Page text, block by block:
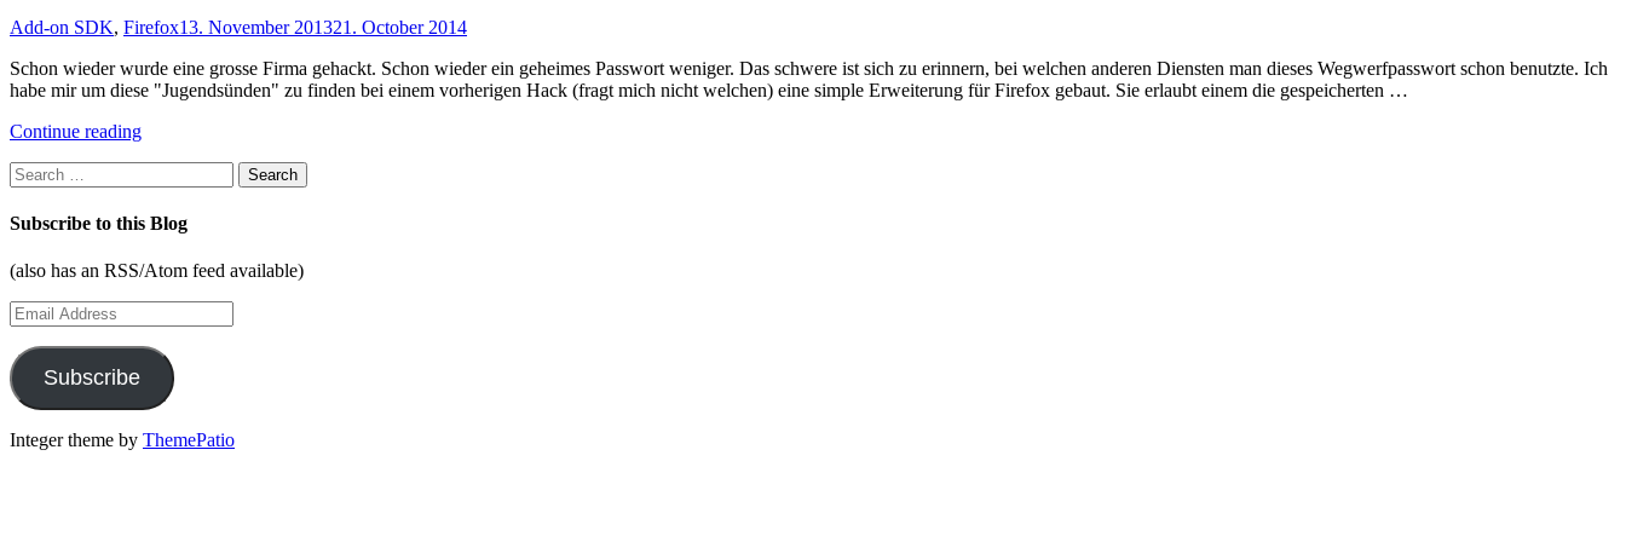
Add-on SDK, Firefox13. November 201321. October 2014
Schon wieder wurde eine grosse Firma gehackt. Schon wieder ein geheimes Passwort weniger. Das schwere ist sich zu erinnern, bei welchen anderen Diensten man dieses Wegwerfpasswort schon benutzte. Ich
habe mir um diese "Jugendsünden" zu finden bei einem vorherigen Hack (fragt mich nicht welchen) eine simple Erweiterung für Firefox gebaut. Sie erlaubt einem die gespeicherten …
Continue reading"Gleiche
finden"
Search
for:
Subscribe to this Blog
(also has an RSS/Atom feed available)
Email
Address
Subscribe
Integer theme by ThemePatio